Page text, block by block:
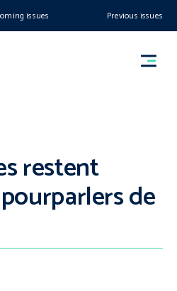
issues Previous issues
restent
de